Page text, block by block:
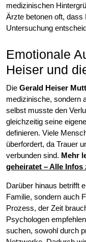
medizinischen
Ärzte betonen oft, dass
Untersuchung
Emotionale
Heiser und
Die Gerald Heiser
medizinische, sondern
selbst musste den
gleichzeitig seine
definieren. Viele
überfordert, da Trauer
verbunden sind. Mehr
geheiratet – Alle
Darüber hinaus betrifft
Familie, sondern auch
Prozess, der Zeit
Psychologen
suchen, sowohl durch